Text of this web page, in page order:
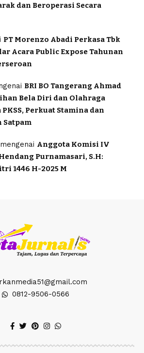
dan Beroperasi Secara
PT Morenzo Abadi Perkasa Tbk
Acara Public Expose Tahunan
BRI BO Tangerang Ahmad
Bela Diri dan Olahraga
Perkuat Stamina dan
Satpam
mengenai Anggota Komisi IV
Purnamasari, S.H:
1446 H-2025 M
0812-9506-0566